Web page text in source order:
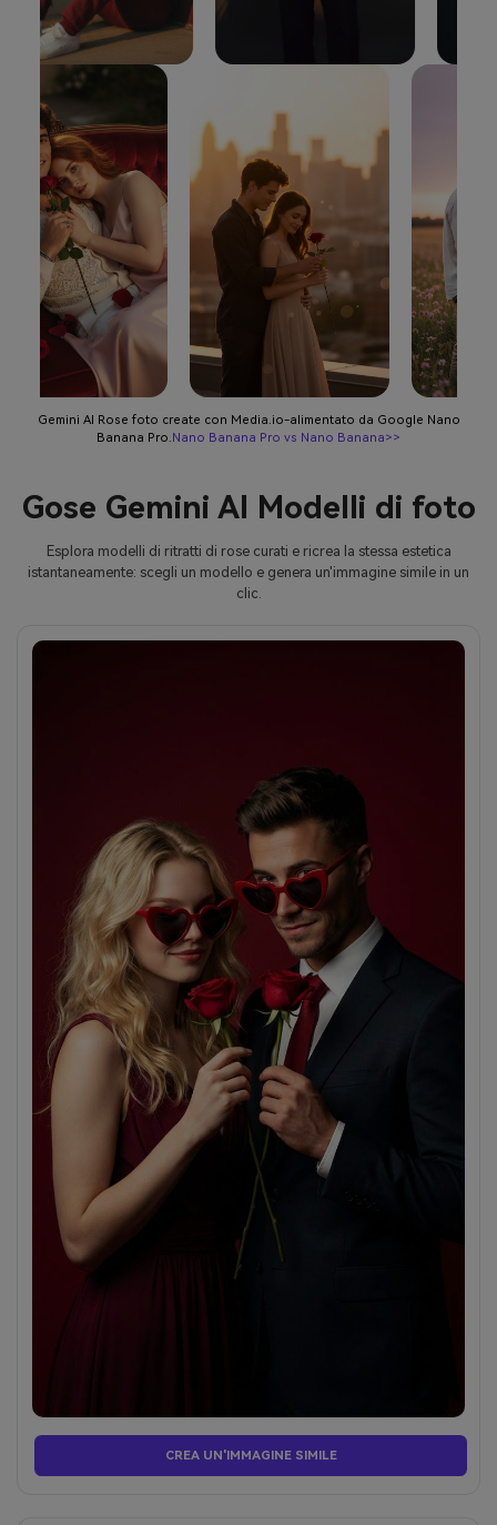
Gemini AI Rose foto create con Media.io-alimentato da Google Nano
Banana Pro.Nano Banana Pro vs Nano Banana>>
Gose Gemini AI Modelli di foto
Esplora modelli di ritratti di rose curati e ricrea la stessa estetica
istantaneamente: scegli un modello e genera un'immagine simile in un
clic.
CREA UN'IMMAGINE SIMILE